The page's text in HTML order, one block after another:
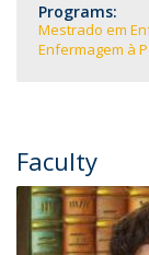
Programs:
Mestrado em
Enfermagem à
Faculty